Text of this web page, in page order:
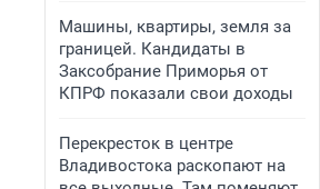
Машины, квартиры, земля за
границей. Кандидаты в
Заксобрание Приморья от
КПРФ показали свои доходы
Перекресток в центре
Владивостока раскопают на